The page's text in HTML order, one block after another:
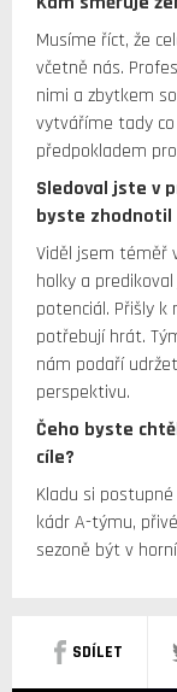
Musíme říct, že
včetně nás.
nimi a zbytkem
vytváříme tady
předpokladem
Sledoval jste v
byste zhodnotil
Viděl jsem téměř
holky a
potenciál. Přišly
potřebují hrát.
nám podaří
perspektivu.
Čeho byste
cíle?
Kladu si
kádr A-týmu,
sezoně být v
SDÍLET